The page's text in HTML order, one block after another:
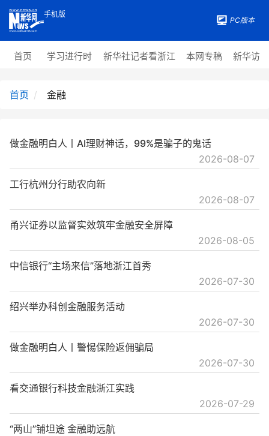
手机版
PC版本
首页 学习进行时 新华社记者看浙江 本网专稿 新华访谈
首页 金融
2026-08-07
做金融明白人丨AI理财神话，99%是骗子的鬼话
2026-08-07
工行杭州分行助农向新
2026-08-05
甬兴证券以监督实效筑牢金融安全屏障
2026-07-30
中信银行“主场来信”落地浙江首秀
2026-07-30
绍兴举办科创金融服务活动
2026-07-30
做金融明白人丨警惕保险返佣骗局
2026-07-29
看交通银行科技金融浙江实践
“两山”铺坦途 金融助远航